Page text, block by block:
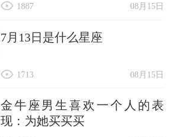
08月15日
1887
7月13日是什么星座
08月15日
1713
金牛座男生喜欢一个人的表
现：为她买买买